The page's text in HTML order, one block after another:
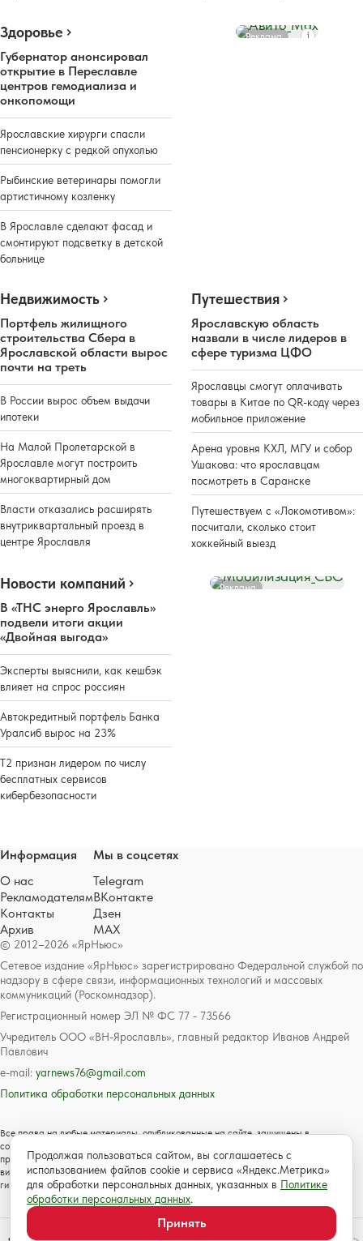
Здоровье
Губернатор анонсировал
открытие в Переславле
центров гемодиализа и
онкопомощи
Ярославские хирурги спасли
пенсионерку с редкой опухолью
Рыбинские ветеринары помогли
артистичному козленку
В Ярославле сделают фасад и
смонтируют подсветку в детской
больнице
Реклама
Недвижимость
Портфель жилищного
строительства Сбера в
Ярославской области вырос
почти на треть
В России вырос объем выдачи
ипотеки
На Малой Пролетарской в
Ярославле могут построить
многоквартирный дом
Власти отказались расширять
внутриквартальный проезд в
центре Ярославля
Путешествия
Ярославскую область
назвали в числе лидеров в
сфере туризма ЦФО
Ярославцы смогут оплачивать
товары в Китае по QR-коду через
мобильное приложение
Арена уровня КХЛ, МГУ и собор
Ушакова: что ярославцам
посмотреть в Саранске
Путешествуем с «Локомотивом»:
посчитали, сколько стоит
хоккейный выезд
Новости компаний
В «ТНС энерго Ярославль»
подвели итоги акции
«Двойная выгода»
Эксперты выяснили, как кешбэк
влияет на спрос россиян
Автокредитный портфель Банка
Уралсиб вырос на 23%
Т2 признан лидером по числу
бесплатных сервисов
кибербезопасности
Реклама
© 2012–2026 «ЯрНьюс»
Сетевое издание «ЯрНьюс» зарегистрировано Федеральной службой по
надзору в сфере связи, информационных технологий и массовых
коммуникаций (Роскомнадзор).
Регистрационный номер ЭЛ № ФС 77 - 73566
Учредитель ООО «ВН-Ярославль», главный редактор Иванов Андрей
Павлович
e-mail: yarnews76@gmail.com
Политика обработки персональных данных
Все права на любые материалы, опубликованные на сайте, защищены в
соответствии с российским и международным законодательством об авторском
праве и смежных правах. Любое использование текстовых, фото, аудио и
видеоматериалов возможно только с согласия правообладателя с обязательной
гиперссылкой на сайт https://www.yarnews.net; Для детей старше 16 лет.
Информация
О нас
Рекламодателям
Контакты
Архив
Мы в соцсетях
Telegram
ВКонтакте
Дзен
MAX
Продолжая пользоваться сайтом, вы соглашаетесь с
использованием файлов cookie и сервиса «Яндекс.Метрика»
для обработки персональных данных, указанных в Политике
обработки персональных данных.
Принять